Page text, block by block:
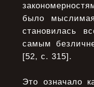
было
становилась
самым
[52, с. 315].
Это означало